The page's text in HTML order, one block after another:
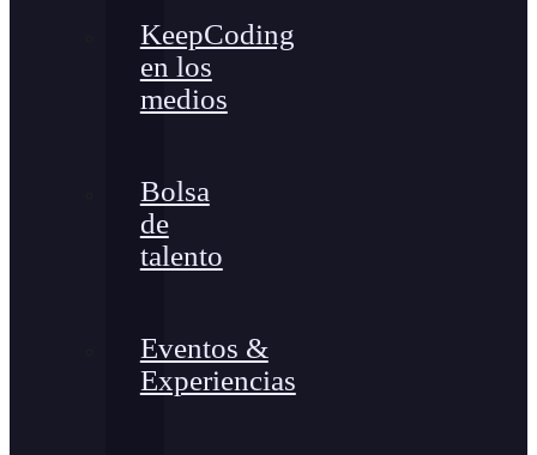
KeepCoding
en los
medios
Bolsa
de
talento
Eventos &
Experiencias